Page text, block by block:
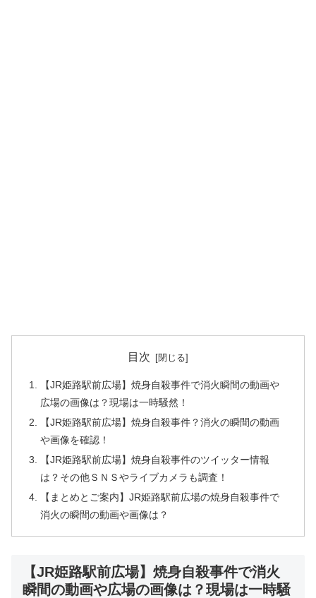
目次
【JR姫路駅前広場】焼身自殺事件で消火瞬間の動画や
広場の画像は？現場は一時騒然！
【JR姫路駅前広場】焼身自殺事件？消火の瞬間の動画
や画像を確認！
【JR姫路駅前広場】焼身自殺事件のツイッター情報
は？その他ＳＮＳやライブカメラも調査！
【まとめとご案内】JR姫路駅前広場の焼身自殺事件で
消火の瞬間の動画や画像は？
【JR姫路駅前広場】焼身自殺事件で消火
瞬間の動画や広場の画像は？現場は一時騒